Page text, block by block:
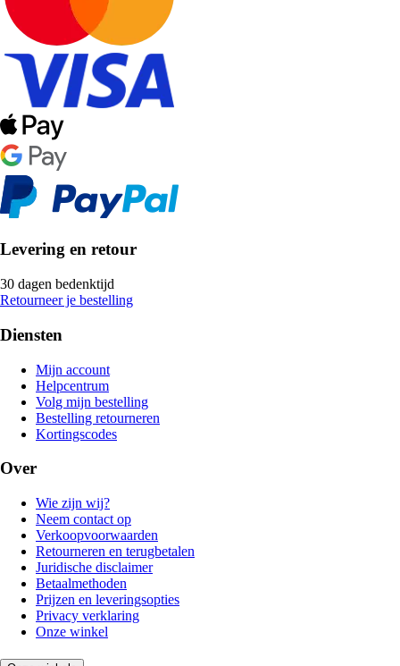
Levering en retour
30 dagen bedenktijd
Retourneer je bestelling
Diensten
Mijn account
Helpcentrum
Volg mijn bestelling
Bestelling retourneren
Kortingscodes
Over
Wie zijn wij?
Neem contact op
Verkoopvoorwaarden
Retourneren en terugbetalen
Juridische disclaimer
Betaalmethoden
Prijzen en leveringsopties
Privacy verklaring
Onze winkel